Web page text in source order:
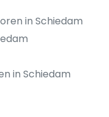
in Schiedam
in Schiedam